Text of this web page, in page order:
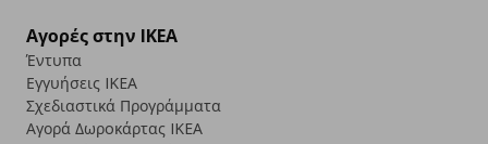
Αγορές στην IKEA
Έντυπα
Εγγυήσεις IKEA
Σχεδιαστικά Προγράμματα
Αγορά Δωρoκάρτας IKEA